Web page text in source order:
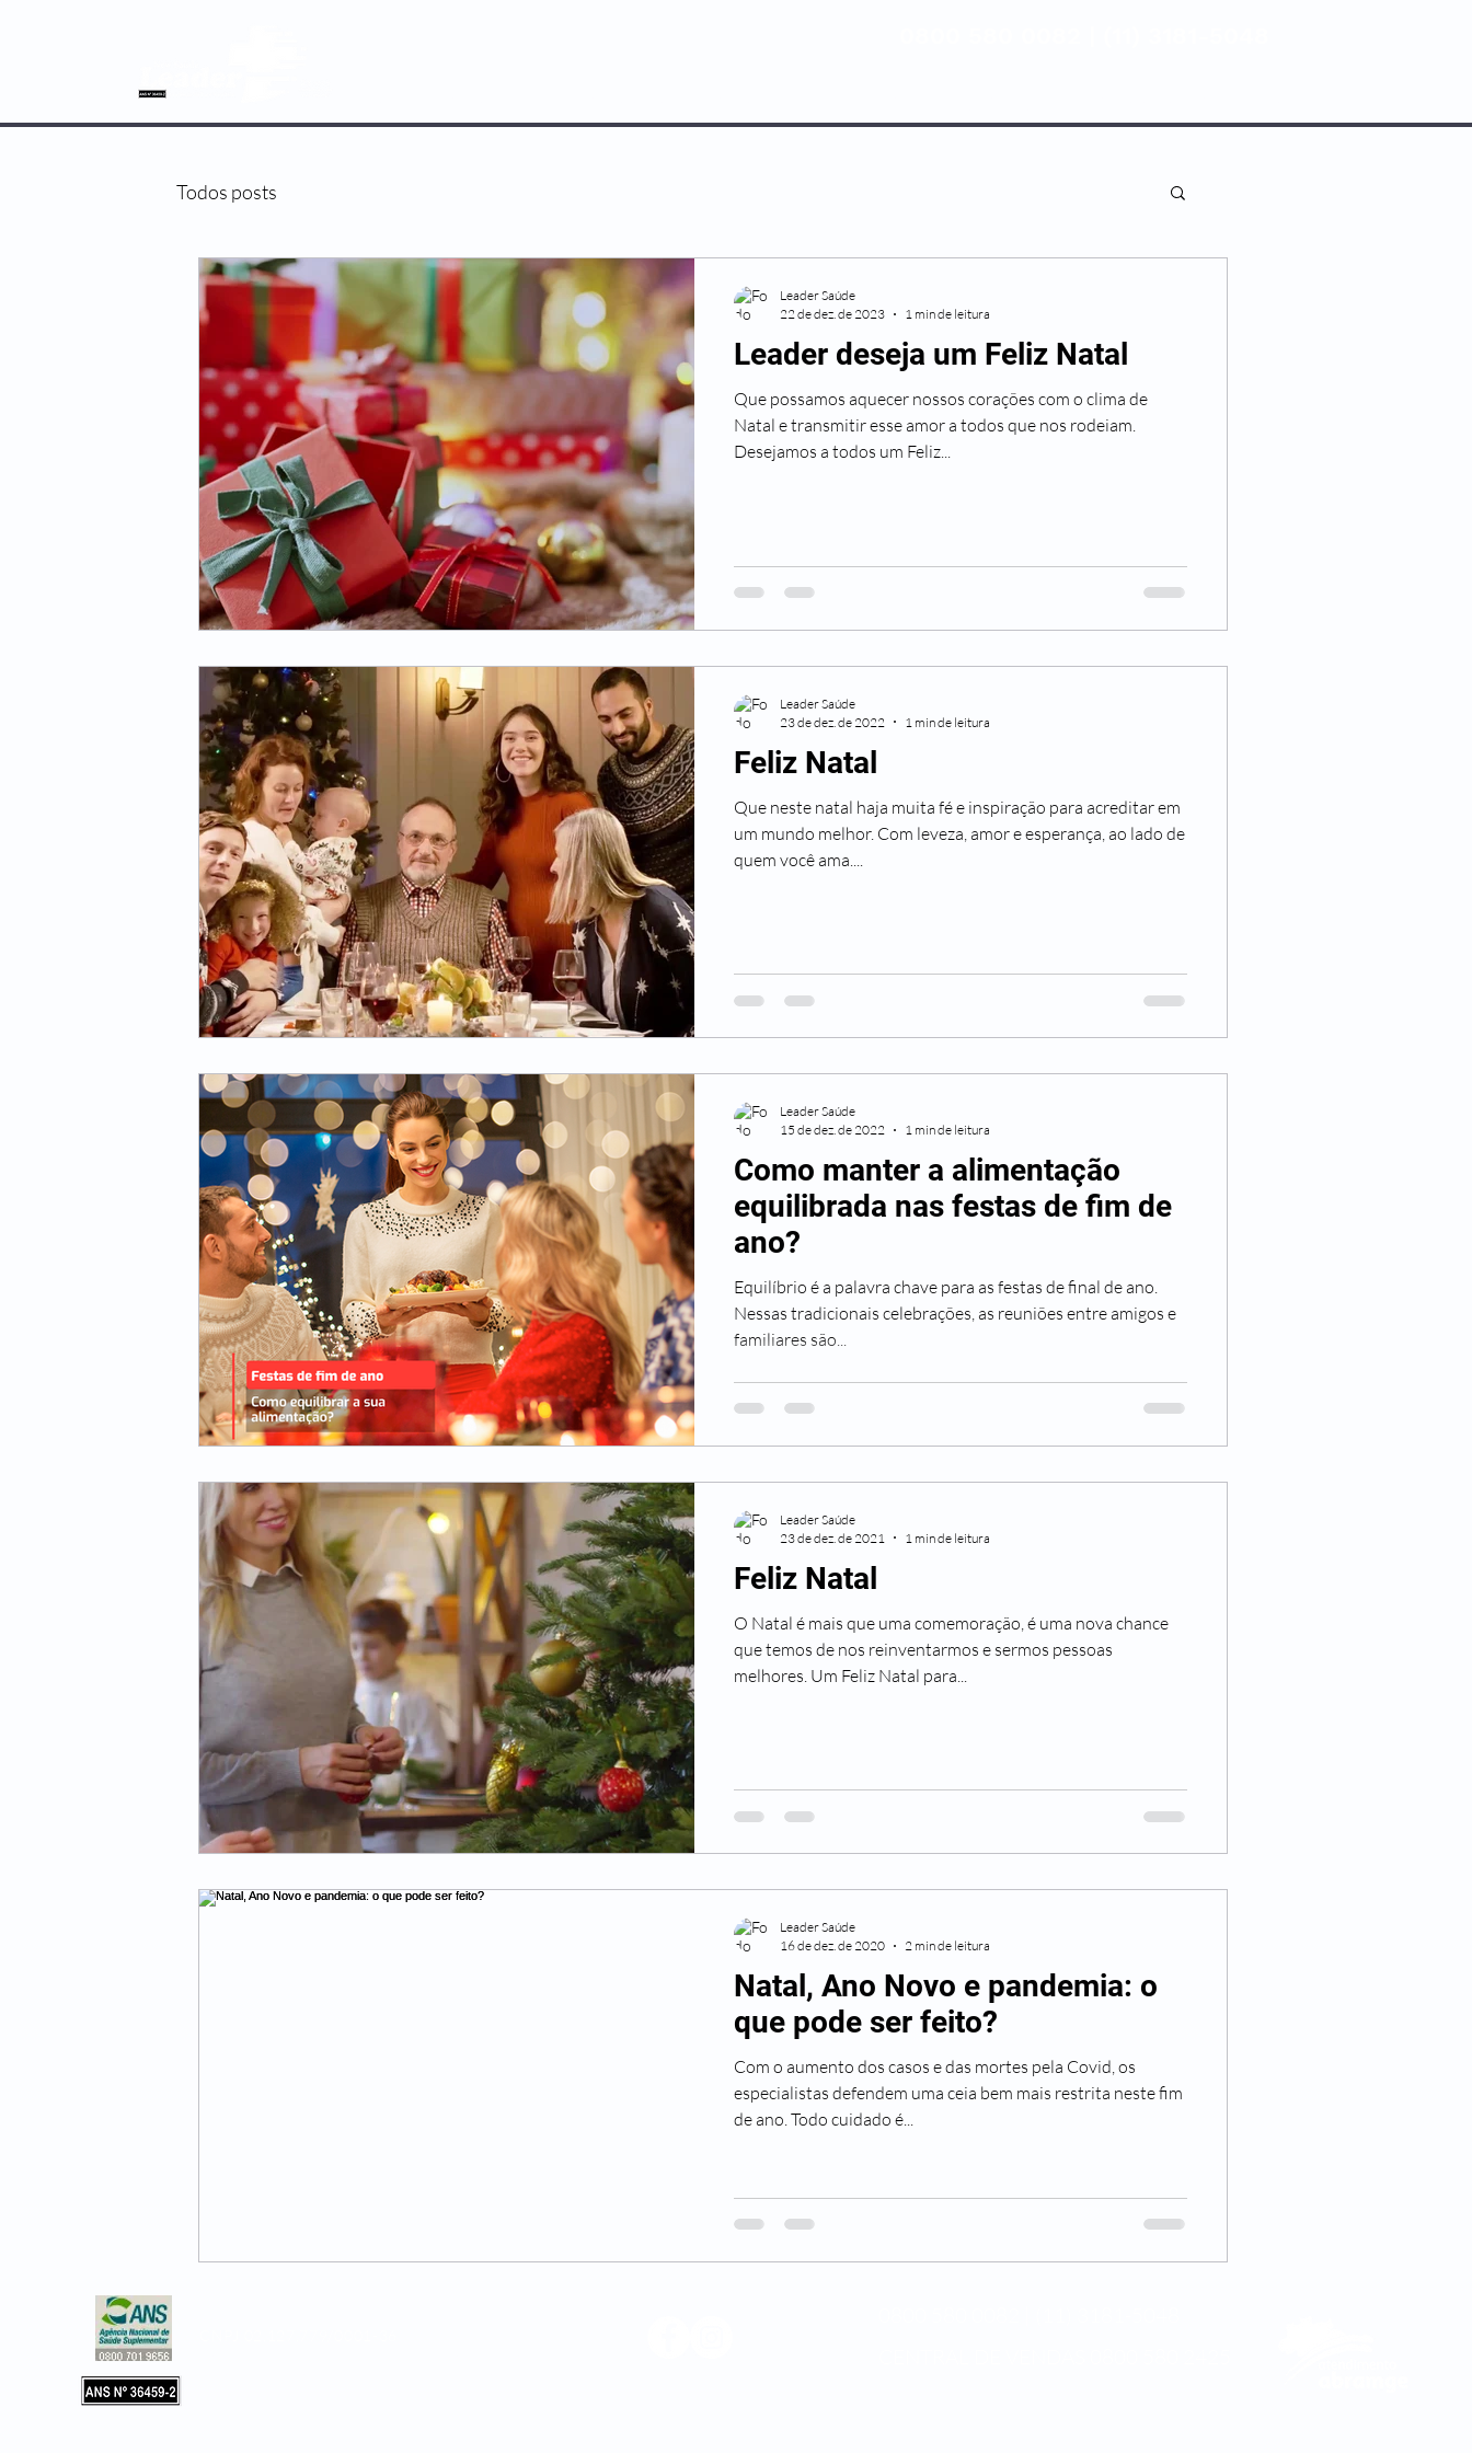
Todos posts
Leader deseja um Feliz Natal
Que possamos aquecer nossos corações com o clima de
Natal e transmitir esse amor a todos que nos rodeiam.
Desejamos a todos um Feliz...
Leader Saúde
22 de dez. de 2023
1 min de leitura
Feliz Natal
Que neste natal haja muita fé e inspiração para acreditar em
um mundo melhor. Com leveza, amor e esperança, ao lado de
quem você ama....
Leader Saúde
23 de dez. de 2022
1 min de leitura
Como manter a alimentação
equilibrada nas festas de fim de
ano?
Equilíbrio é a palavra chave para as festas de final de ano.
Nessas tradicionais celebrações, as reuniões entre amigos e
familiares são...
Leader Saúde
15 de dez. de 2022
1 min de leitura
Feliz Natal
O Natal é mais que uma comemoração, é uma nova chance
que temos de nos reinventarmos e sermos pessoas
melhores. Um Feliz Natal para...
Leader Saúde
23 de dez. de 2021
1 min de leitura
Natal, Ano Novo e pandemia: o
que pode ser feito?
Com o aumento dos casos e das mortes pela Covid, os
especialistas defendem uma ceia bem mais restrita neste fim
de ano. Todo cuidado é...
Leader Saúde
16 de dez. de 2020
2 min de leitura